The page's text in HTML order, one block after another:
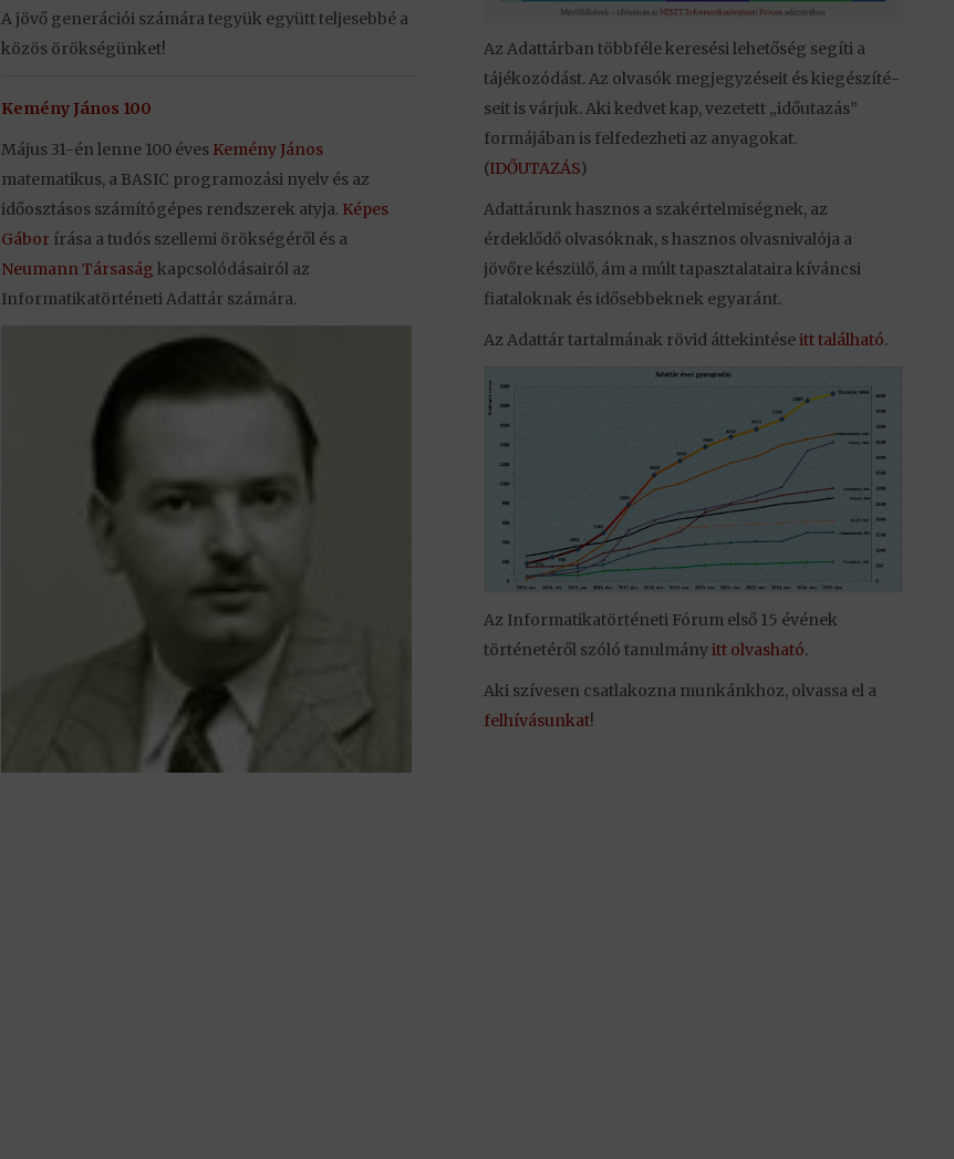
A jövő generációi számára tegyük együtt teljesebbé a
közös örökségünket!
Kemény János 100
Május 31-én lenne 100 éves Kemény János
matematikus, a BASIC programozási nyelv és az
időosztásos számítógépes rendszerek atyja. Képes
Gáborírása a tudós szellemi örökségéről és a
Neumann Társaság kapcsolódásairól az
Informatikatörténeti Adattár számára.
Az Adattárban többféle keresési lehe­tőség segíti a
tájéko­zódást. Az olvasók megjegyzéseit és kiegé­szíté­
seit is várjuk. Aki kedvet kap, vezetett „időutazás”
formájában is felfedezheti az anyagokat.
(IDŐUTAZÁS)
Adattárunk hasznos a szakértel­miségnek, az
érdeklődő olvasóknak, s hasznos olvasnivalója a
jövőre készülő, ám a múlt tapasztalataira kíváncsi
fiataloknak és idősebbeknek egyaránt.
Az Adattár tartalmának rövid átte­kintéseitt található.
Az Informatika­történeti Fórum első 15 évének
történetéről szóló tanulmányitt olvasható.
Aki szívesen csatlakozna mun­kánk­hoz, olvassa el a
felhívá­sunkat!